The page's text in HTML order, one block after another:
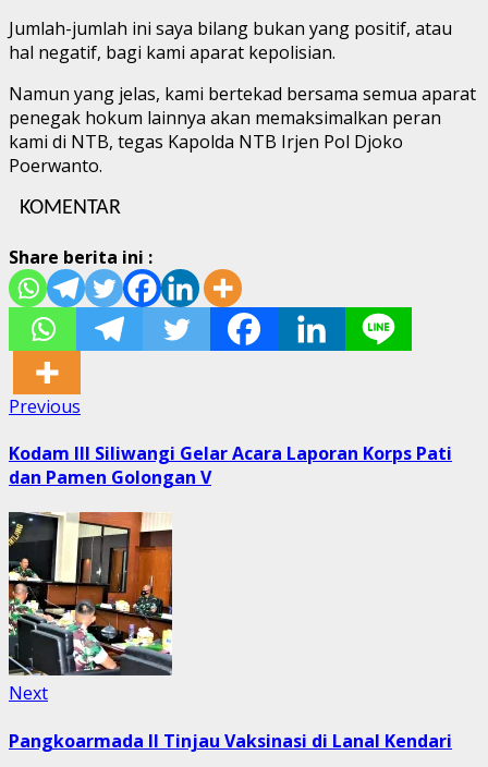
Jumlah-jumlah ini saya bilang bukan yang positif, atau
hal negatif, bagi kami aparat kepolisian.
Namun yang jelas, kami bertekad bersama semua aparat
penegak hokum lainnya akan memaksimalkan peran
kami di NTB, tegas Kapolda NTB Irjen Pol Djoko
Poerwanto.
KOMENTAR
Share berita ini :
Post
navigation
Previous
Kodam III Siliwangi Gelar Acara Laporan Korps Pati
dan Pamen Golongan V
NextNext
Pangkoarmada ll Tinjau Vaksinasi di Lanal Kendari